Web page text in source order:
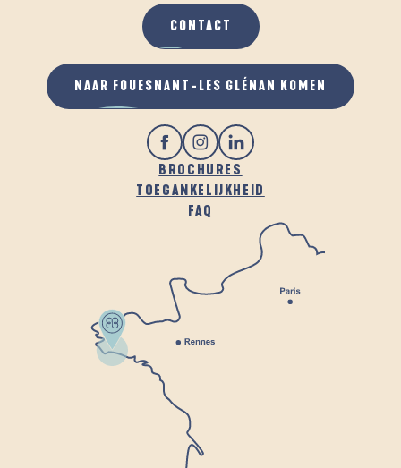
BROCHURES
TOEGANKELIJKHEID
FAQ
CONTACT
NAAR FOUESNANT-LES GLÉNAN KOMEN